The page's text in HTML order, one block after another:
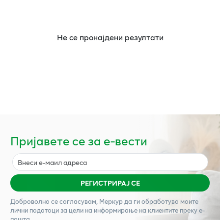
Не се пронајдени резултати
Пријавете се за е-вести
РЕГИСТРИРАЈ СЕ
Доброволно се согласувам, Меркурда ги обработува моите
лични податоци за цели на информирање на клиентите преку е-